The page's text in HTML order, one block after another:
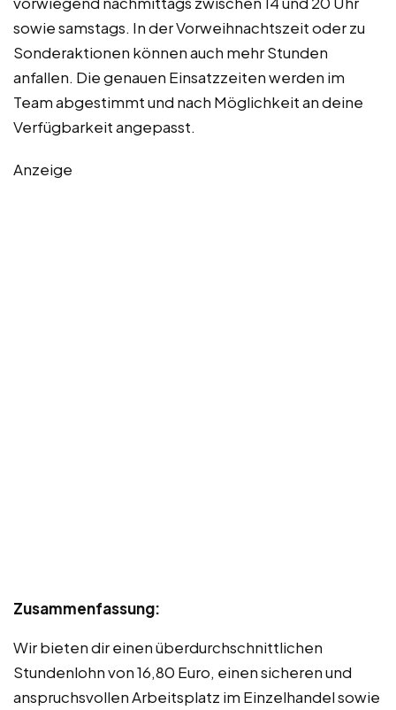
sowie samstags. In der Vorweihnachtszeit oder zu
Sonderaktionen können auch mehr Stunden
anfallen. Die genauen Einsatzzeiten werden im
Team abgestimmt und nach Möglichkeit an deine
Verfügbarkeit angepasst.
Anzeige
Zusammenfassung:
Wir bieten dir einen überdurchschnittlichen
Stundenlohn von 16,80 Euro, einen sicheren und
anspruchsvollen Arbeitsplatz im Einzelhandel sowie